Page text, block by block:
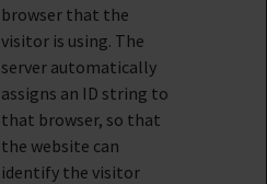
browser that the
visitor is using. The
server automatically
assigns an ID string to
that browser, so that
the website can
identify the visitor